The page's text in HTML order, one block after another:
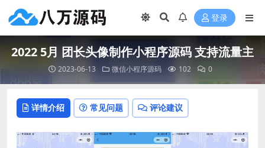
登录
2022 5月 团长头像制作小程序源码 支持流量主
2023-06-13 微信小程序源码 102 0
详情介绍 常见问题 评论建议